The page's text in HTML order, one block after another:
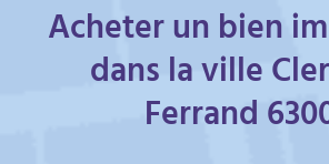
Acheter un bien
dans la ville
Ferrand